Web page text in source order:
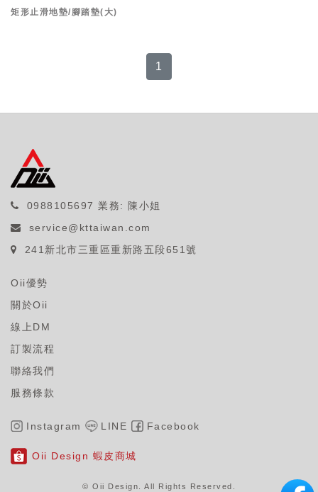
矩形止滑地墊/腳踏墊(大)
1
0988105697 業務: 陳小姐
service@kttaiwan.com
241新北市三重區重新路五段651號
Oii優勢
關於Oii
線上DM
訂製流程
聯絡我們
服務條款
Instagram LINE Facebook
Oii Design 蝦皮商城
© Oii Design. All Rights Reserved